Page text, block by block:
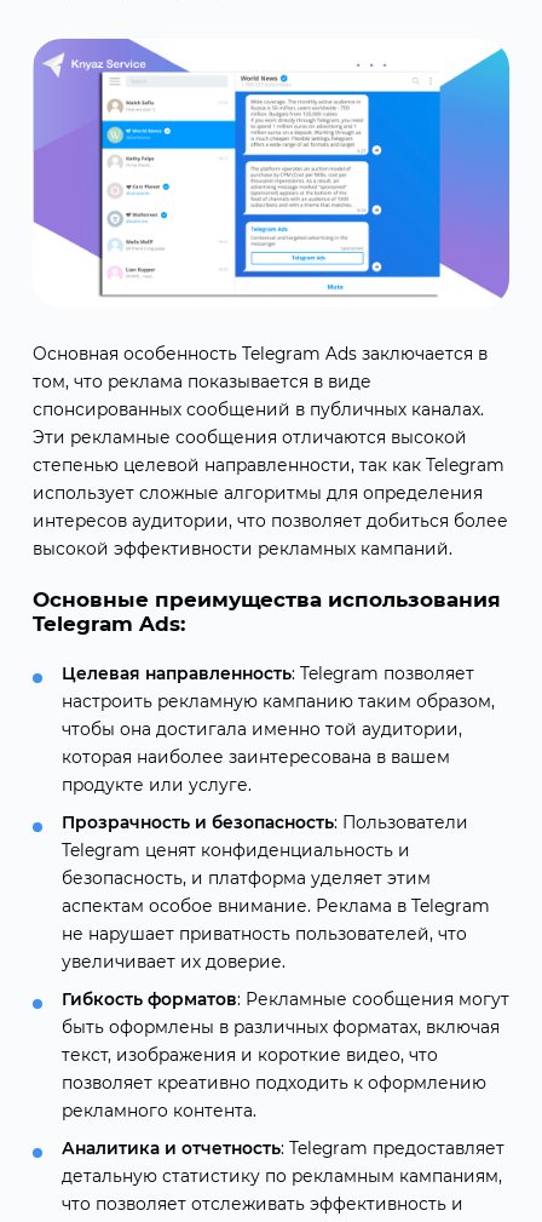
Основная особенность Telegram Ads заключается в
том, что реклама показывается в виде
спонсированных сообщений в публичных каналах.
Эти рекламные сообщения отличаются высокой
степенью целевой направленности, так как Telegram
использует сложные алгоритмы для определения
интересов аудитории, что позволяет добиться более
высокой эффективности рекламных кампаний.
Основные преимущества использования
Telegram Ads:
Целевая направленность: Telegram позволяет
настроить рекламную кампанию таким образом,
чтобы она достигала именно той аудитории,
которая наиболее заинтересована в вашем
продукте или услуге.
Прозрачность и безопасность: Пользователи
Telegram ценят конфиденциальность и
безопасность, и платформа уделяет этим
аспектам особое внимание. Реклама в Telegram
не нарушает приватность пользователей, что
увеличивает их доверие.
Гибкость форматов: Рекламные сообщения могут
быть оформлены в различных форматах, включая
текст, изображения и короткие видео, что
позволяет креативно подходить к оформлению
рекламного контента.
Аналитика и отчетность: Telegram предоставляет
детальную статистику по рекламным кампаниям,
что позволяет отслеживать эффективность и